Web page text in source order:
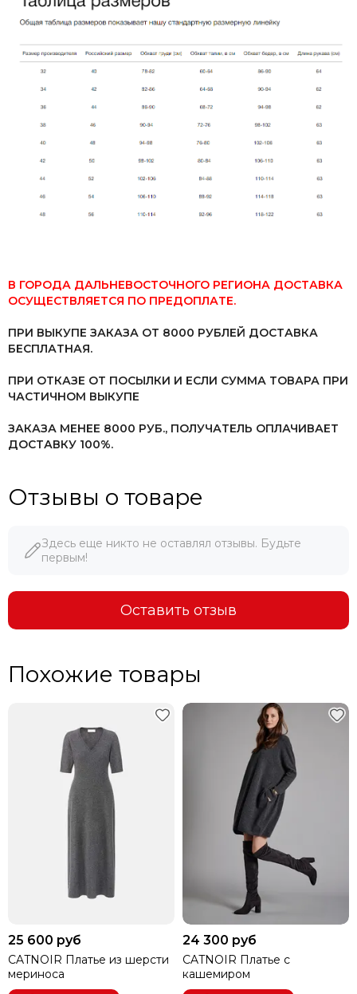
В ГОРОДА ДАЛЬНЕВОСТОЧНОГО РЕГИОНА ДОСТАВКА
ОСУЩЕСТВЛЯЕТСЯ ПО ПРЕДОПЛАТЕ.
ПРИ ВЫКУПЕ ЗАКАЗА ОТ 8000 РУБЛЕЙ ДОСТАВКА
БЕСПЛАТНАЯ.
ПРИ ОТКАЗЕ ОТ ПОСЫЛКИ И ЕСЛИ СУММА ТОВАРА ПРИ
ЧАСТИЧНОМ ВЫКУПЕ
ЗАКАЗА МЕНЕЕ 8000 РУБ., ПОЛУЧАТЕЛЬ ОПЛАЧИВАЕТ
ДОСТАВКУ 100%.
Отзывы о товаре
Здесь еще никто не оставлял отзывы. Будьте
первым!
Оставить отзыв
Похожие товары
25 600 руб
CATNOIR Платье из шерсти
мериноса
24 300 руб
CATNOIR Платье с
кашемиром